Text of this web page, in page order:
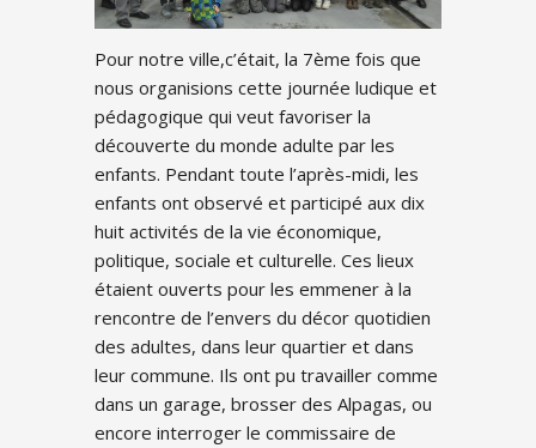
Pour notre ville,c’était, la 7ème fois que
nous organisions cette journée ludique et
pédagogique qui veut favoriser la
découverte du monde adulte par les
enfants. Pendant toute l’après-midi, les
enfants ont observé et participé aux dix
huit activités de la vie économique,
politique, sociale et culturelle. Ces lieux
étaient ouverts pour les emmener à la
rencontre de l’envers du décor quotidien
des adultes, dans leur quartier et dans
leur commune. Ils ont pu travailler comme
dans un garage, brosser des Alpagas, ou
encore interroger le commissaire de